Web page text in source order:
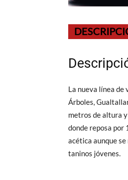
La nueva línea
Árboles,
metros de altura
donde reposa por
acética aunque
taninos jóvenes.